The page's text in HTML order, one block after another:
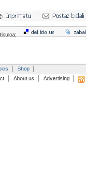
Shop
About us Advertising